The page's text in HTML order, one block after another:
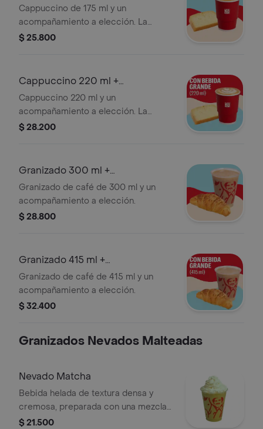
Acompañamiento
Cappuccino de 175 ml y un
acompañamiento a elección. La
presentación del Cappuccino puede
durante el transporte para pedidos a
domicilio.
$ 25.800
Cappuccino 220 ml +
Acompañamiento
Cappuccino 220 ml y un
acompañamiento a elección. La
presentación del Cappuccino puede
durante el transporte para pedidos a
$ 28.200
Granizado 300 ml +
Acompañamiento
Granizado de café de 300 ml y un
acompañamiento a elección.
$ 28.800
Granizado 415 ml +
Acompañamiento
Granizado de café de 415 ml y un
acompañamiento a elección.
$ 32.400
Granizados Nevados Malteadas
Nevado Matcha
Bebida helada de textura densa y
cremosa, preparada con una mezcla
láctea de té matcha y hielo, decorada
$ 21.500